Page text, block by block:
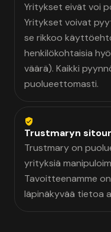
Yritykset eivät voi
Yritykset voivat
se rikkoo
henkilökohtaisia
väärä). Kaikki
puolueettomasti.
Trustmaryn
Trustmary on
yrityksiä
Tavoitteenamme
läpinäkyvää tietoa